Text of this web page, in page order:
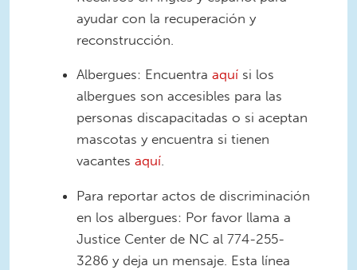
ayudar con la recuperación y
reconstrucción.
Albergues: Encuentra aquí si los
albergues son accesibles para las
personas discapacitadas o si aceptan
mascotas y encuentra si tienen
vacantes aquí.
Para reportar actos de discriminación
en los albergues: Por favor llama a
Justice Center de NC al 774-255-
3286 y deja un mensaje. Esta línea